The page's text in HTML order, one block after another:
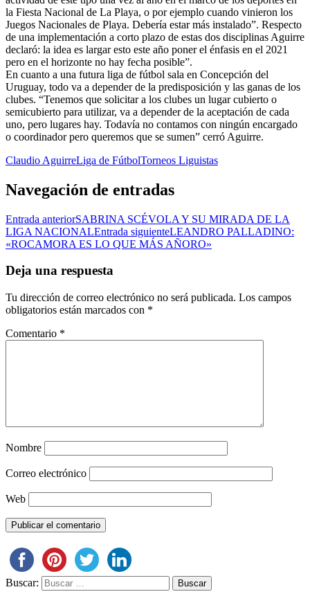
la Fiesta Nacional de La Playa, o por ejemplo cuando vinieron los
Juegos Nacionales de Playa. Debería estar más instalado”. Respecto
de una implementación a corto plazo de estas dos disciplinas Aguirre
declaró: la idea es largar esto este año poner el énfasis en el 2021
pero en el horizonte no hay fecha posible”.
En cuanto a una futura liga de fútbol sala en Concepción del
Uruguay, todo va a depender de la predisposición y las ganas de los
clubes. “Tenemos que solicitar a los clubes un lugar cubierto o
semicubierto para utilizar, va a depender de la aceptación de cada
uno, pero lugares hay. Todavía no contamos con ningún encargado
o coordinador pero queremos que se sumen” cerró Aguirre.
Claudio AguirreLiga de FútbolTorneos Liguistas
Navegación de entradas
Entrada anteriorSABRINA SCÉVOLA Y SU MIRADA DE LA
LIGA NACIONALEntrada siguienteLEANDRO PALLADINO:
«ROCAMORA ES LO QUE MÁS AÑORO»
Deja una respuesta
Tu dirección de correo electrónico no será publicada. Los campos
obligatorios están marcados con *
Comentario *
Nombre
Correo electrónico
Web
Buscar: